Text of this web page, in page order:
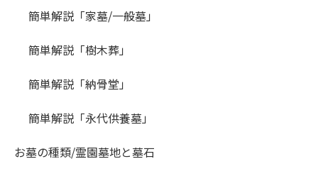
簡単解説「家墓/一般墓」
簡単解説「樹木葬」
簡単解説「納骨堂」
簡単解説「永代供養墓」
お墓の種類/霊園墓地と墓石